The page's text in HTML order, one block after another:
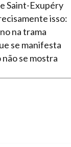
Saint-Exupéry
isso:
na trama
se manifesta
se mostra